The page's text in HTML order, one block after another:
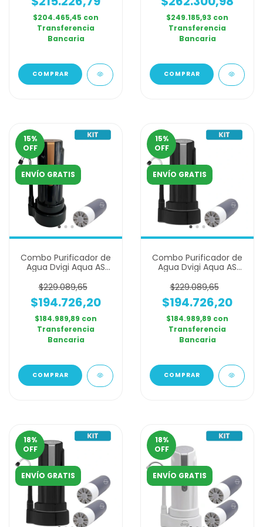
$204.465,45 con
Transferencia
Bancaria
COMPRAR
Adicionales
$249.185,93 con
Transferencia
Bancaria
COMPRAR
15%
OFF
ENVÍO GRATIS
Combo Purificador de
Agua Dvigi Aqua AS
Arsénico Negro y
Dorado + 1 Filtro
Adicional
$229.089,65
$194.726,20
$184.989,89 con
Transferencia
Bancaria
COMPRAR
15%
OFF
ENVÍO GRATIS
Combo Purificador de
Agua Dvigi Aqua AS
Arsénico Negro y
Plateado + 1 Filtro
Adicional
$229.089,65
$194.726,20
$184.989,89 con
Transferencia
Bancaria
COMPRAR
18%
OFF
ENVÍO GRATIS
18%
OFF
ENVÍO GRATIS